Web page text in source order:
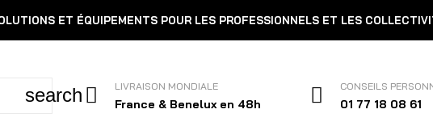
ET ÉQUIPEMENTS POUR LES PROFESSIONNELS ET LES
search LIVRAISON MONDIALE
France & Benelux en 48h
CONSEILS
01 77 18 08 61